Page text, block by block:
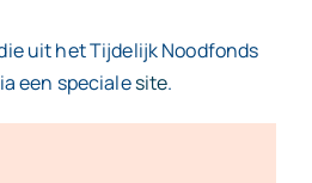
uit het Tijdelijk Noodfonds
een specialesite.